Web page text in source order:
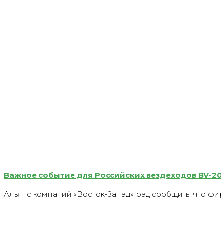
Важное событие для Российских вездеходов BV-
Альянс компаний «Восток-Запад» рад сообщить, что